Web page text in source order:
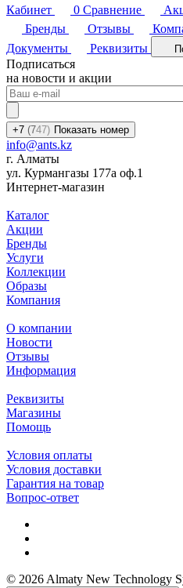
Кабинет
0 Сравнение
Бренды
Отзывы
Документы
Реквизиты
Подписаться
на новости и акции
+7 (747) Показать номер
info@ants.kz
г. Алматы
ул. Курмангазы 177а оф.1
Интернет-магазин
Каталог
Акции
Бренды
Услуги
Коллекции
Образы
Компания
О компании
Новости
Отзывы
Информация
Реквизиты
Магазины
Помощь
Условия оплаты
Условия доставки
Гарантия на товар
Вопрос-ответ
© 2026 Almaty New Technology